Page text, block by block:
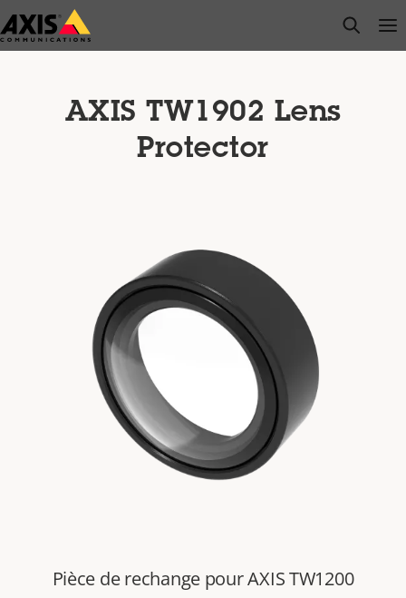
Passer
au
open
AXIS TW1902 Lens
Protector
Pièce de rechange pour AXIS TW1200